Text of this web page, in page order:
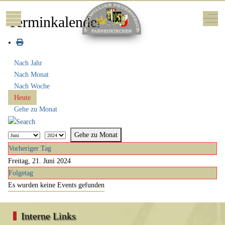
Mobile Menu Toggle Off-
Terminkalender
Nach Jahr
Nach Monat
Nach Woche
Heute
Gehe zu Monat
Gehe zu Monat
Vorheriger Tag
Freitag, 21. Juni 2024
Folgetag
Es wurden keine Events gefunden
Interne Links